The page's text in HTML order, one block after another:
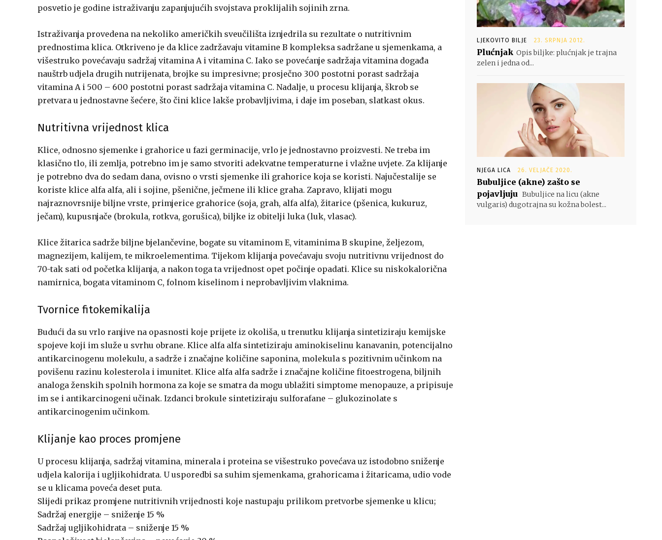
posvetio je godine istraživanju zapanjujućih svojstava proklijalih sojinih zrna.
Istraživanja provedena na nekoliko američkih sveučilišta iznjedrila su rezultate o nutritivnim
prednostima klica. Otkriveno je da klice zadržavaju vitamine B kompleksa sadržane u sjemenkama, a
višestruko povećavaju sadržaj vitamina A i vitamina C. Iako se povećanje sadržaja vitamina događa
nauštrb udjela drugih nutrijenata, brojke su impresivne; prosječno 300 postotni porast sadržaja
vitamina A i 500 – 600 postotni porast sadržaja vitamina C. Nadalje, u procesu klijanja, škrob se
pretvara u jednostavne šećere, što čini klice lakše probavljivima, i daje im poseban, slatkast okus.
Nutritivna vrijednost klica
Klice, odnosno sjemenke i grahorice u fazi germinacije, vrlo je jednostavno proizvesti. Ne treba im
klasično tlo, ili zemlja, potrebno im je samo stvoriti adekvatne temperaturne i vlažne uvjete. Za klijanje
je potrebno dva do sedam dana, ovisno o vrsti sjemenke ili grahorice koja se koristi. Najučestalije se
koriste klice alfa alfa, ali i sojine, pšenične, ječmene ili klice graha. Zapravo, klijati mogu
najraznovrsnije biljne vrste, primjerice grahorice (soja, grah, alfa alfa), žitarice (pšenica, kukuruz,
ječam), kupusnjače (brokula, rotkva, gorušica), biljke iz obitelji luka (luk, vlasac).
Klice žitarica sadrže biljne bjelančevine, bogate su vitaminom E, vitaminima B skupine, željezom,
magnezijem, kalijem, te mikroelementima. Tijekom klijanja povećavaju svoju nutritivnu vrijednost do
70-tak sati od početka klijanja, a nakon toga ta vrijednost opet počinje opadati. Klice su niskokalorična
namirnica, bogata vitaminom C, folnom kiselinom i neprobavljivim vlaknima.
Tvornice fitokemikalija
Budući da su vrlo ranjive na opasnosti koje prijete iz okoliša, u trenutku klijanja sintetiziraju kemijske
spojeve koji im služe u svrhu obrane. Klice alfa alfa sintetiziraju aminokiselinu kanavanin, potencijalno
antikarcinogenu molekulu, a sadrže i značajne količine saponina, molekula s pozitivnim učinkom na
povišenu razinu kolesterola i imunitet. Klice alfa alfa sadrže i značajne količine fitoestrogena, biljnih
analoga ženskih spolnih hormona za koje se smatra da mogu ublažiti simptome menopauze, a pripisuje
im se i antikarcinogeni učinak. Izdanci brokule sintetiziraju sulforafane – glukozinolate s
antikarcinogenim učinkom.
Klijanje kao proces promjene
U procesu klijanja, sadržaj vitamina, minerala i proteina se višestruko povećava uz istodobno sniženje
udjela kalorija i ugljikohidrata. U usporedbi sa suhim sjemenkama, grahoricama i žitaricama, udio vode
se u klicama poveća deset puta.
Slijedi prikaz promjene nutritivnih vrijednosti koje nastupaju prilikom pretvorbe sjemenke u klicu;
Sadržaj energije – sniženje 15 %
Sadržaj ugljikohidrata – sniženje 15 %
LJEKOVITO BILJE 23. SRPNJA 2012.
Plućnjak Opis biljke: plućnjak je trajna
zelen i jedna od...
NJEGA LICA 26. VELJAČE 2020.
Bubuljice (akne) zašto se
pojavljuju Bubuljice na licu (akne
vulgaris) dugotrajna su kožna bolest...